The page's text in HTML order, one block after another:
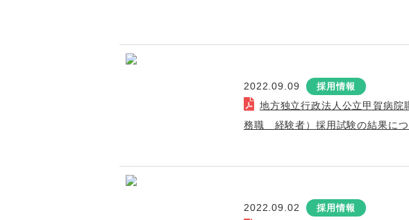
2022.09.09 採用情報
地方独立行政法人公立甲賀病院
務職 経験者）採用試験の結果につ
2022.09.02 採用情報